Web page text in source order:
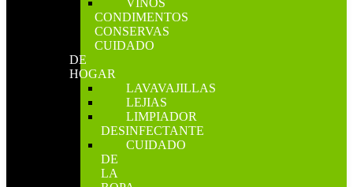
CONDIMENTOS
CONSERVAS
CUIDADO
DE
HOGAR
LAVAVAJILLAS
LEJIAS
LIMPIADOR
DESINFECTANTE
CUIDADO
DE
LA